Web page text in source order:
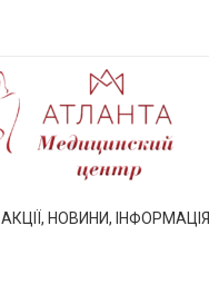
АКЦІЇ, НОВИНИ, ІНФОРМАЦІЯ